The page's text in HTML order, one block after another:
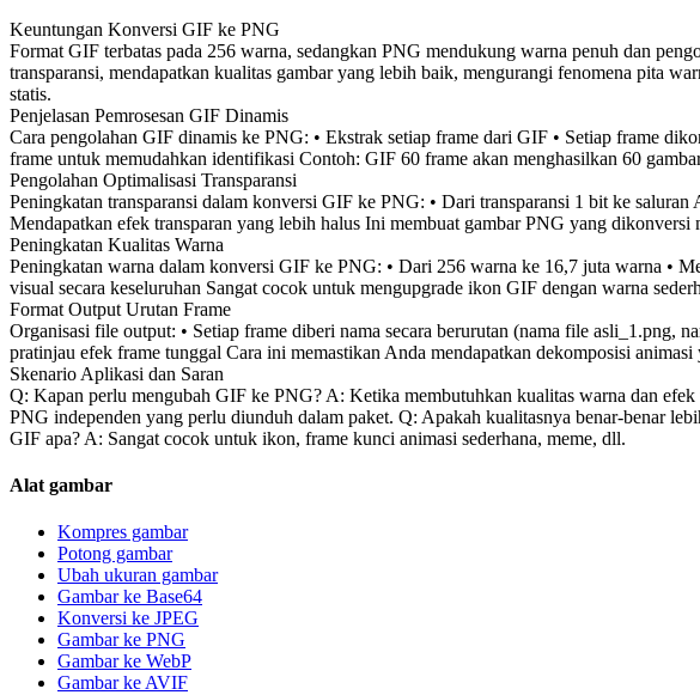
Keuntungan Konversi GIF ke PNG
Format GIF terbatas pada 256 warna, sedangkan PNG mendukung warna penuh dan
transparansi, mendapatkan kualitas gambar yang lebih baik, mengurangi fenomena pita
statis.
Penjelasan Pemrosesan GIF Dinamis
Cara pengolahan GIF dinamis ke PNG: • Ekstrak setiap frame dari GIF • Setiap frame
frame untuk memudahkan identifikasi Contoh: GIF 60 frame akan menghasilkan 60
Pengolahan Optimalisasi Transparansi
Peningkatan transparansi dalam konversi GIF ke PNG: • Dari transparansi 1 bit ke
Mendapatkan efek transparan yang lebih halus Ini membuat gambar PNG yang
Peningkatan Kualitas Warna
Peningkatan warna dalam konversi GIF ke PNG: • Dari 256 warna ke 16,7 juta warna •
visual secara keseluruhan Sangat cocok untuk mengupgrade ikon GIF dengan warna
Format Output Urutan Frame
Organisasi file output: • Setiap frame diberi nama secara berurutan (nama file asli_1.png,
pratinjau efek frame tunggal Cara ini memastikan Anda mendapatkan dekomposisi
Skenario Aplikasi dan Saran
Q: Kapan perlu mengubah GIF ke PNG? A: Ketika membutuhkan kualitas warna dan
PNG independen yang perlu diunduh dalam paket. Q: Apakah kualitasnya benar-benar
GIF apa? A: Sangat cocok untuk ikon, frame kunci animasi sederhana, meme, dll.
Alat gambar
Kompres gambar
Potong gambar
Ubah ukuran gambar
Gambar ke Base64
Konversi ke JPEG
Gambar ke PNG
Gambar ke WebP
Gambar ke AVIF